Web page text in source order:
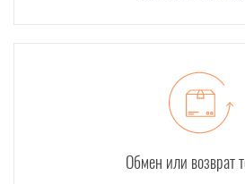
Обмен или возврат